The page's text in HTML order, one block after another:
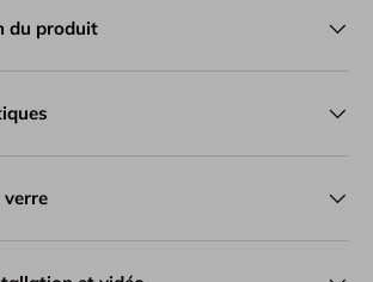
du produit